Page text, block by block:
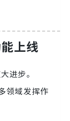
上线
进步。
领域发挥作